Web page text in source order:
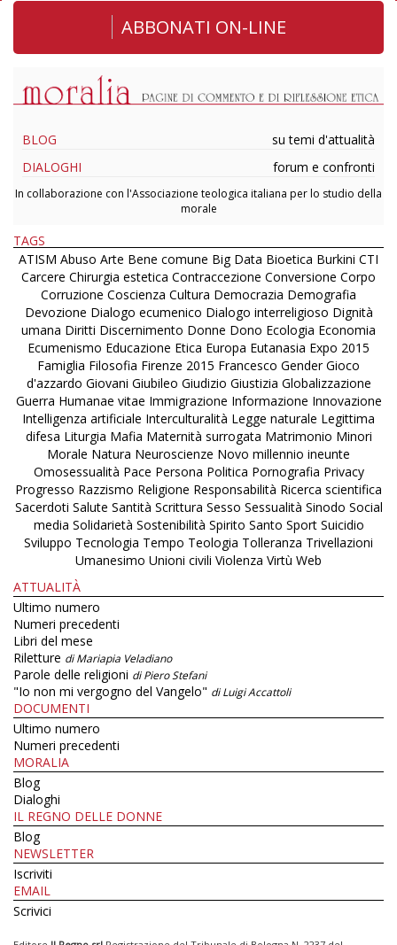
ABBONATI ON-LINE
BLOG
su temi d'attualità
DIALOGHI
forum e confronti
In collaborazione con l'Associazione teologica italiana per lo studio della
morale
TAGS
ATISM Abuso Arte Bene comune Big Data Bioetica Burkini CTI
Carcere Chirurgia estetica Contraccezione Conversione Corpo
Corruzione Coscienza Cultura Democrazia Demografia
Devozione Dialogo ecumenico Dialogo interreligioso Dignità
umana Diritti Discernimento Donne Dono Ecologia Economia
Ecumenismo Educazione Etica Europa Eutanasia Expo 2015
Famiglia Filosofia Firenze 2015 Francesco Gender Gioco
d'azzardo Giovani Giubileo Giudizio Giustizia Globalizzazione
Guerra Humanae vitae Immigrazione Informazione Innovazione
Intelligenza artificiale Interculturalità Legge naturale Legittima
difesa Liturgia Mafia Maternità surrogata Matrimonio Minori
Morale Natura Neuroscienze Novo millennio ineunte
Omosessualità Pace Persona Politica Pornografia Privacy
Progresso Razzismo Religione Responsabilità Ricerca scientifica
Sacerdoti Salute Santità Scrittura Sesso Sessualità Sinodo Social
media Solidarietà Sostenibilità Spirito Santo Sport Suicidio
Sviluppo Tecnologia Tempo Teologia Tolleranza Trivellazioni
Umanesimo Unioni civili Violenza Virtù Web
ATTUALITÀ
Ultimo numero
Numeri precedenti
Libri del mese
Riletture di Mariapia Veladiano
Parole delle religioni di Piero Stefani
"Io non mi vergogno del Vangelo" di Luigi Accattoli
DOCUMENTI
Ultimo numero
Numeri precedenti
MORALIA
Blog
Dialoghi
IL REGNO DELLE DONNE
Blog
NEWSLETTER
Iscriviti
EMAIL
Scrivici